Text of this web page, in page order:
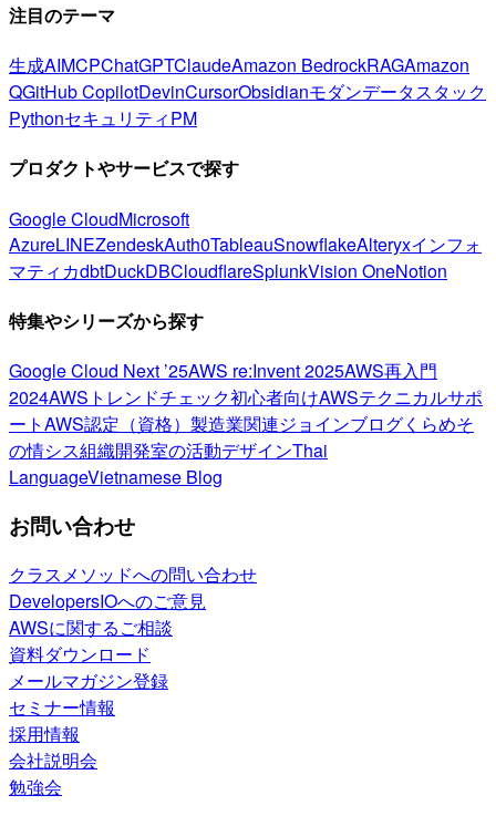
注目のテーマ
生成AIMCPChatGPTClaudeAmazon BedrockRAGAmazon
QGitHub CopilotDevinCursorObsidianモダンデータスタック
PythonセキュリティPM
プロダクトやサービスで探す
Google CloudMicrosoft
AzureLINEZendeskAuth0TableauSnowflakeAlteryxインフォ
マティカdbtDuckDBCloudflareSplunkVision OneNotion
特集やシリーズから探す
Google Cloud Next ’25AWS re:Invent 2025AWS再入門
2024AWSトレンドチェック初心者向けAWSテクニカルサポ
ートAWS認定（資格） 製造業関連ジョインブログくらめそ
の情シス組織開発室の活動デザインThai
LanguageVietnamese Blog
お問い合わせ
クラスメソッドへの問い合わせ
DevelopersIOへのご意見
AWSに関するご相談
資料ダウンロード
メールマガジン登録
セミナー情報
採用情報
会社説明会
勉強会